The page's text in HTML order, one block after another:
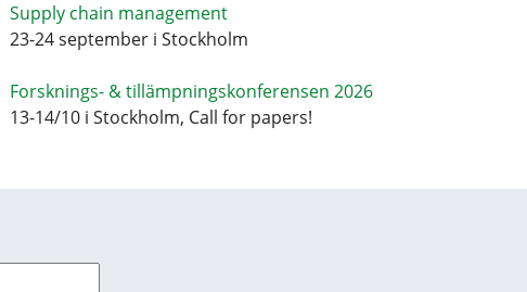
Supply chain management
23-24 september i Stockholm
Forsknings- & tillämpningskonferensen 2026
13-14/10 i Stockholm, Call for papers!